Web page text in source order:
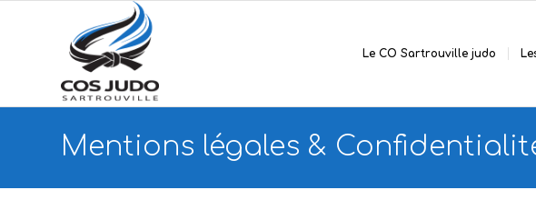
Le CO Sartrouville judo
Mentions légales &